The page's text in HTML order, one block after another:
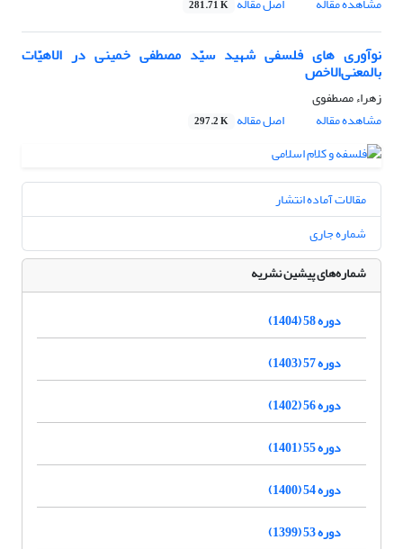
281.71 K
نوآوری های فلسفی شهید سیّد مصطفی خمینی در الاهیّات
بالمعنی‌الاخص
زهراء مصطفوی
مشاهده مقاله
اصل مقاله 297.2 K
مقالات آماده انتشار
شماره جاری
شماره‌های پیشین نشریه
دوره 58 (1404)
دوره 57 (1403)
دوره 56 (1402)
دوره 55 (1401)
دوره 54 (1400)
دوره 53 (1399)